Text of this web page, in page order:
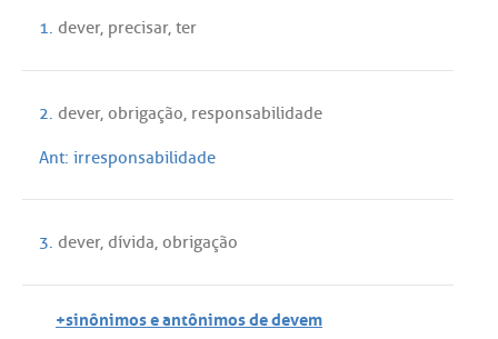
1. dever, precisar, ter
2. dever, obrigação, responsabilidade
Ant: irresponsabilidade
3. dever, dívida, obrigação
+sinônimos e antônimos de devem